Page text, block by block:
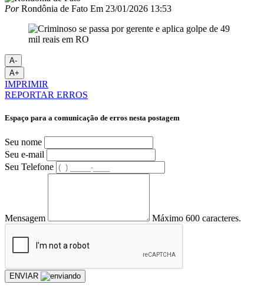
PorRondônia de Fato Em 23/01/2026 13:53
A-
A+
IMPRIMIR
REPORTAR ERROS
Espaço para a comunicação de erros nesta postagem
Seu nome
Seu e-mail
Seu Telefone
Mensagem Máximo 600 caracteres.
ENVIAR